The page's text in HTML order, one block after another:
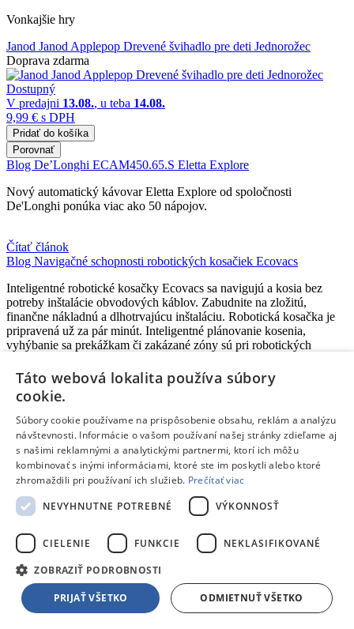
Vonkajšie hry
Janod Janod Applepop Drevené švihadlo pre deti Jednorožec
Doprava zdarma
Dostupný
V predajni 13.08., u teba 14.08.
9,99 € s DPH
Pridať do košíka
Porovnať
Blog De’Longhi ECAM450.65.S Eletta Explore
Nový automatický kávovar Eletta Explore od spoločnosti
De'Longhi ponúka viac ako 50 nápojov.
Čítať článok
Blog Navigačné schopnosti robotických kosačiek Ecovacs
Inteligentné robotické kosačky Ecovacs sa navigujú a kosia bez
potreby inštalácie obvodových káblov. Zabudnite na zložitú,
finančne nákladnú a dlhotrvajúcu inštaláciu. Robotická kosačka je
pripravená už za pár minút. Inteligentné plánovanie kosenia,
vyhýbanie sa prekážkam či zakázané zóny sú pri robotických
Čítať článok
Záleží nám na našich zákazníkoch.
nákup u nás skutočne oplatí.
Nevieš sa rozhodnúť alebo potrebuješ poradiť?
Neváhaj a obráť
sa na našich odborníkov, sú tu len pre teba!
Pošli nám e-mail info@tpd.sk Navštív naše predajne Zoznam
predajní
Informácie a kontakty
Informácie a kontakty
O nás
Klub TPD Rodina
Záruka kvality
Splátkový predaj
Obchodné podmienky
Reklamácie, sťažnosti
Táto webová lokalita používa súbory
cookie.
Súbory cookie používame na prispôsobenie obsahu, reklám a analýzu
návštevnosti. Informácie o vašom používaní našej stránky zdieľame aj
s našimi reklamnými a analytickými partnermi, ktorí ich môžu
kombinovať s inými informáciami, ktoré ste im poskytli alebo ktoré
zhromaždili pri používaní ich služieb. Prečítať viac
NEVYHNUTNE POTREBNÉ
VÝKONNOSŤ
CIELENIE FUNKCIE NEKLASIFIKOVANÉ
ZOBRAZIŤ PODROBNOSTI
PRIJAŤ VŠETKO ODMIETNUŤ VŠETKO